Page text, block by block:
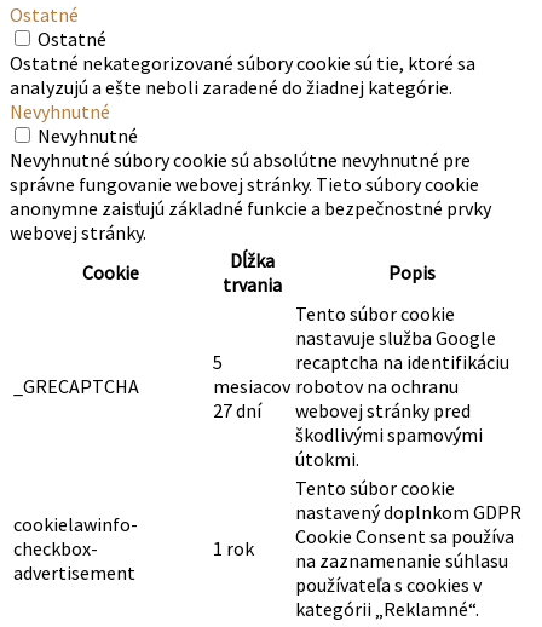
Ostatné
Ostatné
Ostatné nekategorizované súbory cookie sú tie, ktoré sa
analyzujú a ešte neboli zaradené do žiadnej kategórie.
Nevyhnutné
Nevyhnutné
Nevyhnutné súbory cookie sú absolútne nevyhnutné pre
správne fungovanie webovej stránky. Tieto súbory cookie
anonymne zaisťujú základné funkcie a bezpečnostné prvky
webovej stránky.
Cookie
Dĺžka
trvania
Popis
_GRECAPTCHA
5
mesiacov
27 dní
Tento súbor cookie
nastavuje služba Google
recaptcha na identifikáciu
robotov na ochranu
webovej stránky pred
škodlivými spamovými
útokmi.
cookielawinfo-
checkbox-
advertisement
1 rok
Tento súbor cookie
nastavený doplnkom GDPR
Cookie Consent sa používa
na zaznamenanie súhlasu
používateľa s cookies v
kategórii „Reklamné“.